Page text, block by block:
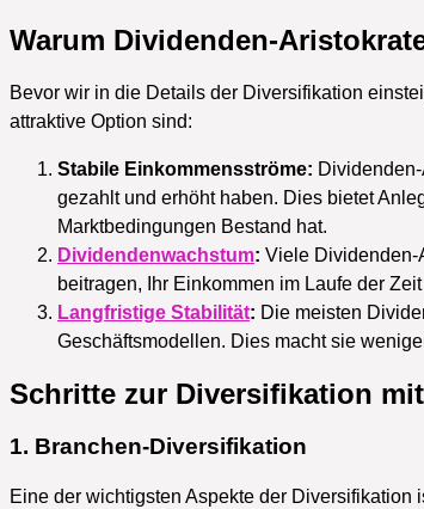
Warum Dividenden-
Bevor wir in die Details der Diversifikation
attraktive Option sind:
Stabile Einkommensströme:
gezahlt und erhöht haben. Dies bietet
Marktbedingungen Bestand hat.
Dividendenwachstum: Viele Dividenden-
beitragen, Ihr Einkommen im Laufe der
Langfristige Stabilität: Die meisten
Geschäftsmodellen. Dies macht sie
Schritte zur Diversifikation
1. Branchen-Diversifikation
Eine der wichtigsten Aspekte der